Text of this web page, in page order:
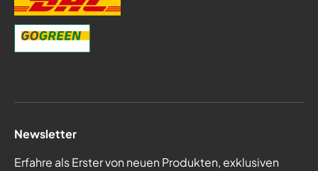
Newsletter
Erfahre als Erster von neuen Produkten, exklusiven